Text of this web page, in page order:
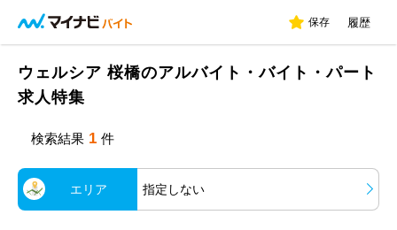
保存 履歴
ウェルシア 桜橋のアルバイト・バイト・パート
求人特集
検索結果 1 件
エリア 指定しない